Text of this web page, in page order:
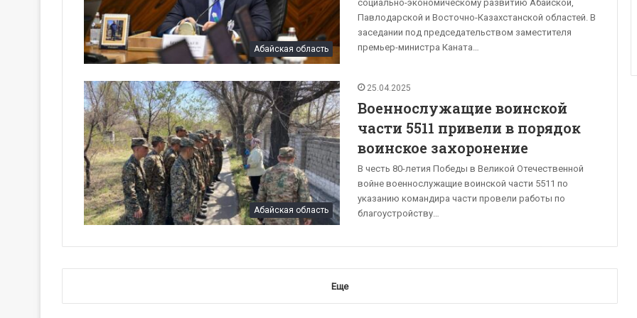
Абайская область
социально-экономическому развитию Абайской,
Павлодарской и Восточно-Казахстанской областей. В
заседании под председательством заместителя
премьер-министра Каната…
Абайская область
25.04.2025
Военнослужащие воинской
части 5511 привели в порядок
воинское захоронение
В честь 80-летия Победы в Великой Отечественной
войне военнослужащие воинской части 5511 по
указанию командира части провели работы по
благоустройству…
Еще